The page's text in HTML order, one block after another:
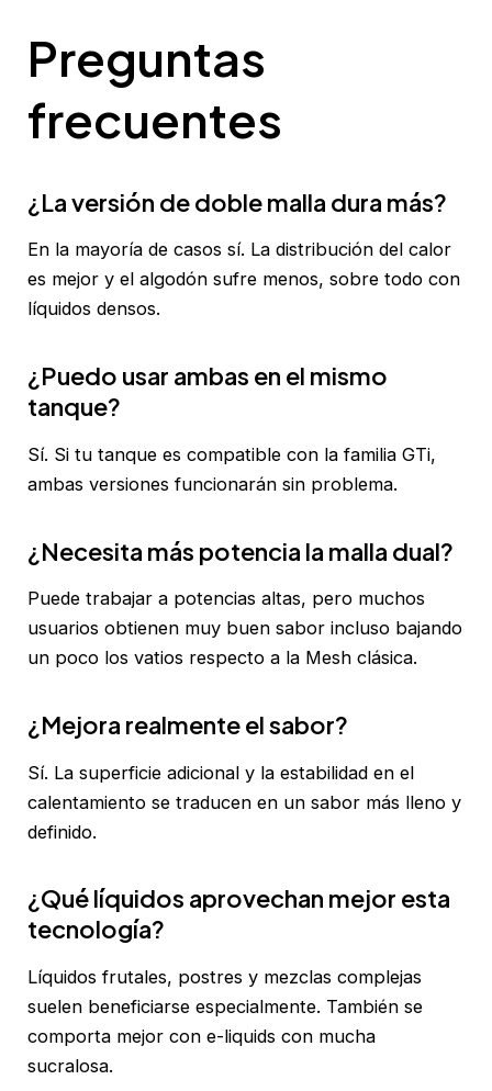
Preguntas
frecuentes
¿La versión de doble malla dura más?
En la mayoría de casos sí. La distribución del calor
es mejor y el algodón sufre menos, sobre todo con
líquidos densos.
¿Puedo usar ambas en el mismo
tanque?
Sí. Si tu tanque es compatible con la familia GTi,
ambas versiones funcionarán sin problema.
¿Necesita más potencia la malla dual?
Puede trabajar a potencias altas, pero muchos
usuarios obtienen muy buen sabor incluso bajando
un poco los vatios respecto a la Mesh clásica.
¿Mejora realmente el sabor?
Sí. La superficie adicional y la estabilidad en el
calentamiento se traducen en un sabor más lleno y
definido.
¿Qué líquidos aprovechan mejor esta
tecnología?
Líquidos frutales, postres y mezclas complejas
suelen beneficiarse especialmente. También se
comporta mejor con e-liquids con mucha
sucralosa.